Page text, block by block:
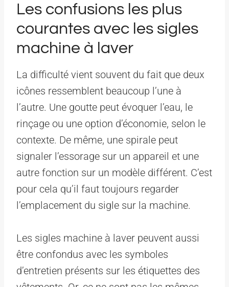
Les confusions les plus
courantes avec les sigles
machine à laver
La difficulté vient souvent du fait que deux
icônes ressemblent beaucoup l’une à
l’autre. Une goutte peut évoquer l’eau, le
rinçage ou une option d’économie, selon le
contexte. De même, une spirale peut
signaler l’essorage sur un appareil et une
autre fonction sur un modèle différent. C’est
pour cela qu’il faut toujours regarder
l’emplacement du sigle sur la machine.
Les sigles machine à laver peuvent aussi
être confondus avec les symboles
d’entretien présents sur les étiquettes des